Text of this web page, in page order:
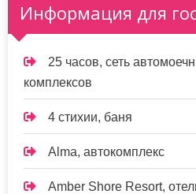
Информация для
25 часов, сеть
комплексов
4 стихии, баня
Alma, автокомплекс
Amber Shore Resort,